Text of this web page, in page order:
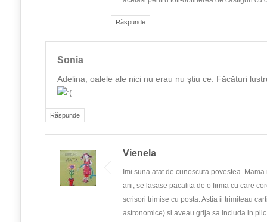
Răspunde
Răspunde
Sonia
Adelina, oalele ale nici nu erau nu știu ce. Făcături
Vienela
Imi suna atat de cunoscuta povestea.
ani, se lasase pacalita de o firma cu care
scrisori trimise cu posta. Astia ii trimiteau
astronomice) si aveau grija sa includa in